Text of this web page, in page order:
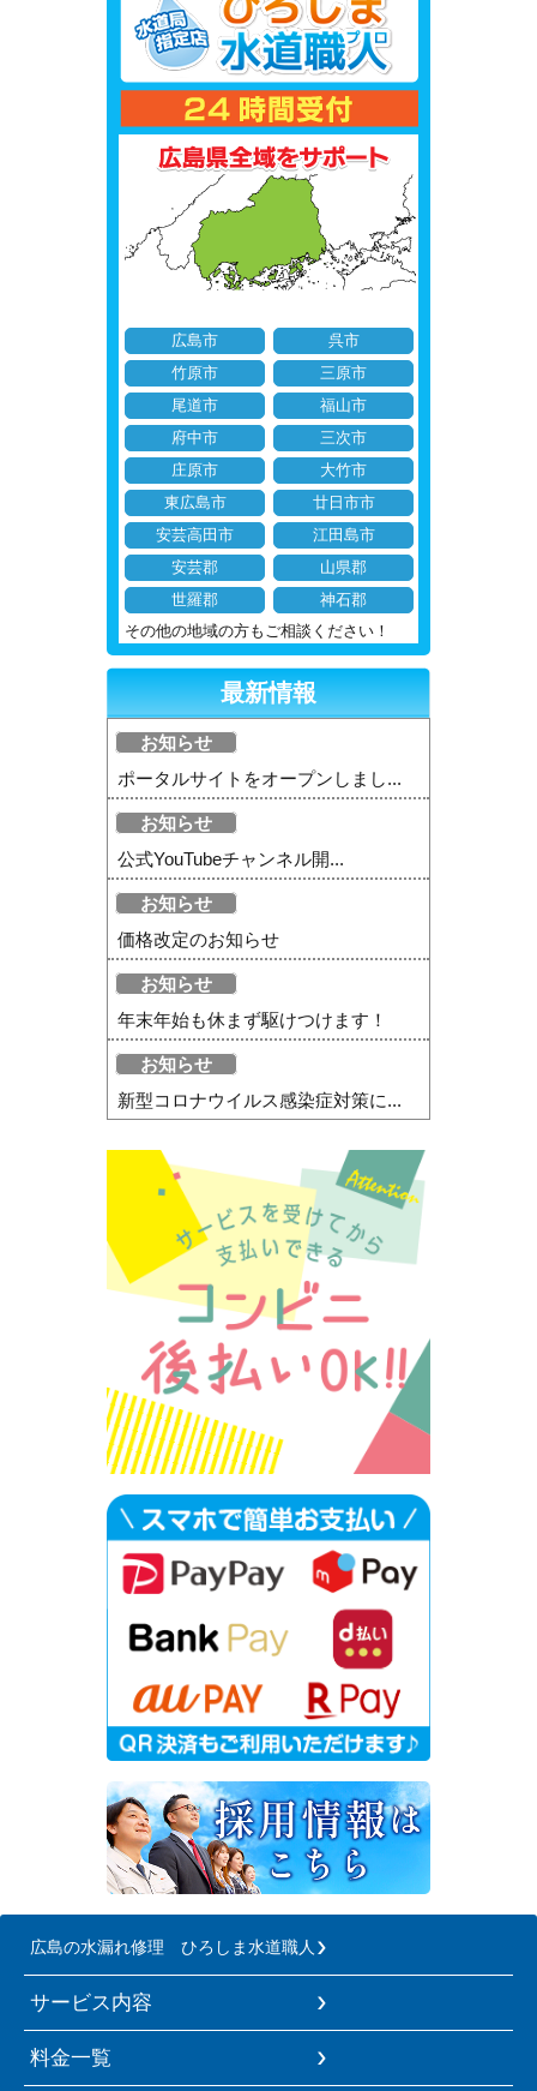
広島市
呉市
竹原市
三原市
尾道市
福山市
府中市
三次市
庄原市
大竹市
東広島市
廿日市市
安芸高田市
江田島市
安芸郡
山県郡
世羅郡
神石郡
その他の地域の方もご相談ください！
最新情報
お知らせ
ポータルサイトをオープンしまし...
お知らせ
公式YouTubeチャンネル開...
お知らせ
価格改定のお知らせ
お知らせ
年末年始も休まず駆けつけます！
お知らせ
新型コロナウイルス感染症対策に...
広島の水漏れ修理 ひろしま水道職人
サービス内容
料金一覧